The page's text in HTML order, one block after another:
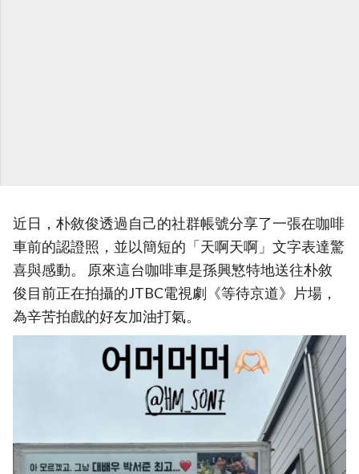
近日，朴敘俊透過自己的社群帳號分享了一張在咖啡
車前的認證照，並以簡短的「天啊天啊」文字表達驚
喜與感動。 原來這台咖啡車是孫興慜特地送往朴敘
俊目前正在拍攝的JTBC電視劇《等待京道》片場，
為辛苦拍戲的好友加油打氣。